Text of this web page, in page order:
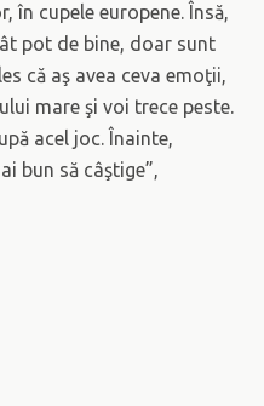
în cupele europene. Însă,
pot de bine, doar sunt
că aş avea ceva emoţii,
mare şi voi trece peste.
acel joc. Înainte,
bun să câştige”,